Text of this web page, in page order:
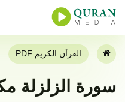
القرآن الكريم PDF